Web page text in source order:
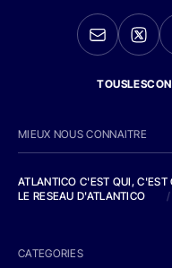
MIEUX NOUS CONNAITRE
ATLANTICO C'EST QUI, C'EST
LE RESEAU D'ATLANTICO
/
CATEGORIES